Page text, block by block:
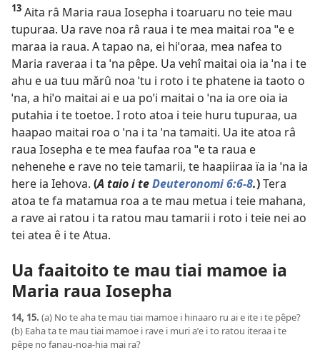
13 Aita râ Maria raua Iosepha i toaruaru no teie mau
tupuraa. Ua rave noa râ raua i te mea maitai roa ˈˈe e
maraa ia raua. A tapao na, ei hiˈoraa, mea nafea to
Maria raveraa i ta ˈna pêpe. Ua vehî maitai oia ia ˈna i te
ahu e ua tuu mǎrû noa ˈtu i roto i te phatene ia taoto o
ˈna, a hiˈo maitai ai e ua poˈi maitai o ˈna ia ore oia ia
putahia i te toetoe. I roto atoa i teie huru tupuraa, ua
haapao maitai roa o ˈna i ta ˈna tamaiti. Ua ite atoa râ
raua Iosepha e te mea faufaa roa ˈˈe ta raua e
nehenehe e rave no teie tamarii, te haapiiraa ïa ia ˈna ia
here ia Iehova. (A taio i teDeuteronomi 6:6-8.)Tera
atoa te fa matamua roa a te mau metua i teie mahana,
a rave ai ratou i ta ratou mau tamarii i roto i teie nei ao
tei atea ê i te Atua.
Ua faaitoito te mau tiai mamoe ia
Maria raua Iosepha
14, 15. (a) No te aha te mau tiai mamoe i hinaaro ru ai e ite i te pêpe?
(b) Eaha ta te mau tiai mamoe i rave i muri aˈe i to ratou iteraa i te
pêpe no fanau-noa-hia mai ra?